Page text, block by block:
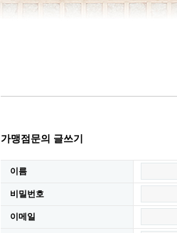
가맹점문의 글쓰기
이름
비밀번호
이메일